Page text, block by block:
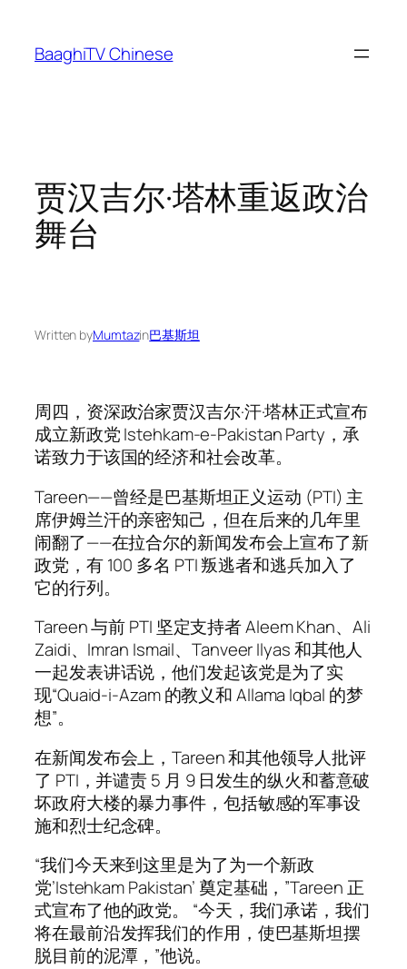
content
BaaghiTV Chinese
贾汉吉尔·塔林重返政治
舞台
Written byMumtazin巴基斯坦
周四，资深政治家贾汉吉尔·汗·塔林正式宣布
成立新政党 Istehkam-e-Pakistan Party，承
诺致力于该国的经济和社会改革。
Tareen——曾经是巴基斯坦正义运动 (PTI) 主
席伊姆兰汗的亲密知己，但在后来的几年里
闹翻了——在拉合尔的新闻发布会上宣布了新
政党，有 100 多名 PTI 叛逃者和逃兵加入了
它的行列。
Tareen 与前 PTI 坚定支持者 Aleem Khan、Ali
Zaidi、Imran Ismail、Tanveer Ilyas 和其他人
一起发表讲话说，他们发起该党是为了实
现“Quaid-i-Azam 的教义和 Allama Iqbal 的梦
想”。
在新闻发布会上，Tareen 和其他领导人批评
了 PTI，并谴责 5 月 9 日发生的纵火和蓄意破
坏政府大楼的暴力事件，包括敏感的军事设
施和烈士纪念碑。
“我们今天来到这里是为了为一个新政
党’Istehkam Pakistan’ 奠定基础，”Tareen 正
式宣布了他的政党。 “今天，我们承诺，我们
将在最前沿发挥我们的作用，使巴基斯坦摆
脱目前的泥潭，”他说。